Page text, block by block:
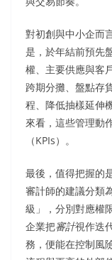
對初創與中小企而
是，於年結前預先
權、主要供應與客
跨期分攤、盤點存
程、降低抽樣延伸
來看，這些管理動
（KPIs）。
最後，值得把握的
審計師的建議分類
級」，分別對應權
企業把審計視作迭
務，便能在控制風